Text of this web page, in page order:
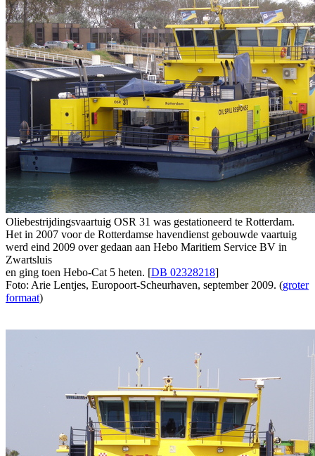
Oliebestrijdingsvaartuig OSR 31 was gestationeerd te Rotterdam.
Het in 2007 voor de Rotterdamse havendienst gebouwde vaartuig
werd eind 2009 over gedaan aan Hebo Maritiem Service BV in
Zwartsluis
en ging toen Hebo-Cat 5 heten. [DB 02328218]
Foto: Arie Lentjes, Europoort-Scheurhaven, september 2009. (groter
formaat)